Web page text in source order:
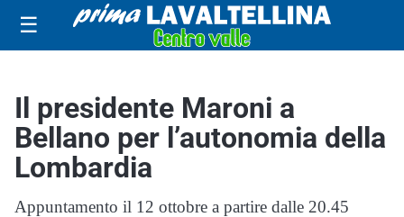
☰
Il presidente Maroni a
Bellano per l’autonomia della
Lombardia
Appuntamento il 12 ottobre a partire dalle 20.45